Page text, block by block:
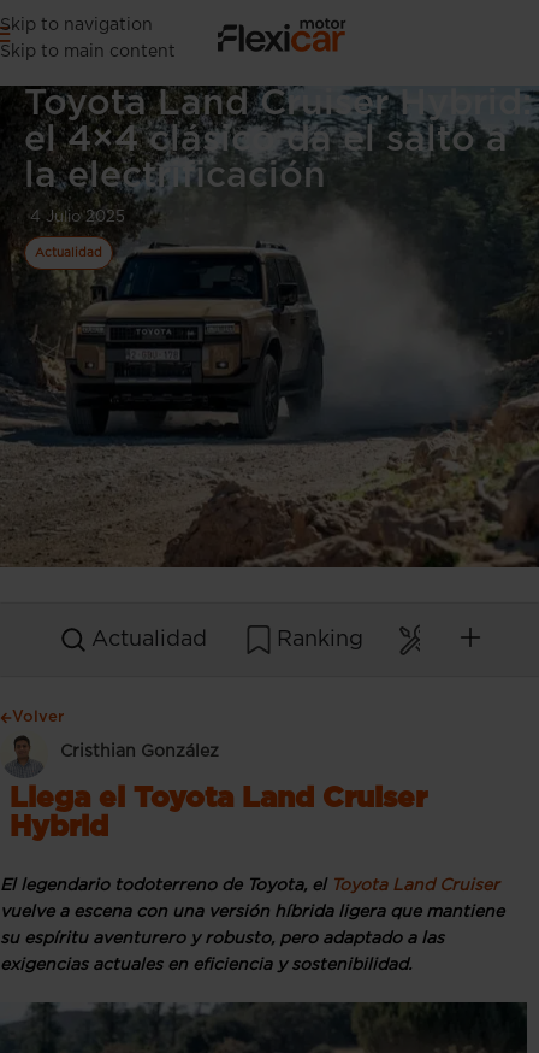
Skip to navigation
Skip to main content
Toyota Land Cruiser Hybrid:
el 4×4 clásico da el salto a
la electrificación
4 Julio 2025
Actualidad
Actualidad Ranking
Volver
Cristhian González
Llega el Toyota Land Cruiser
Hybrid
El legendario todoterreno de Toyota, el Toyota Land Cruiser
vuelve a escena con una versión híbrida ligera que mantiene
su espíritu aventurero y robusto, pero adaptado a las
exigencias actuales en eficiencia y sostenibilidad.